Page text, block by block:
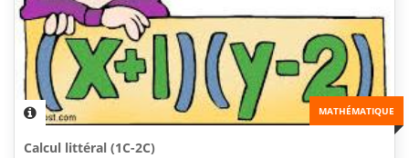
MATHÉMATIQUE
Calcul littéral (1C-2C)